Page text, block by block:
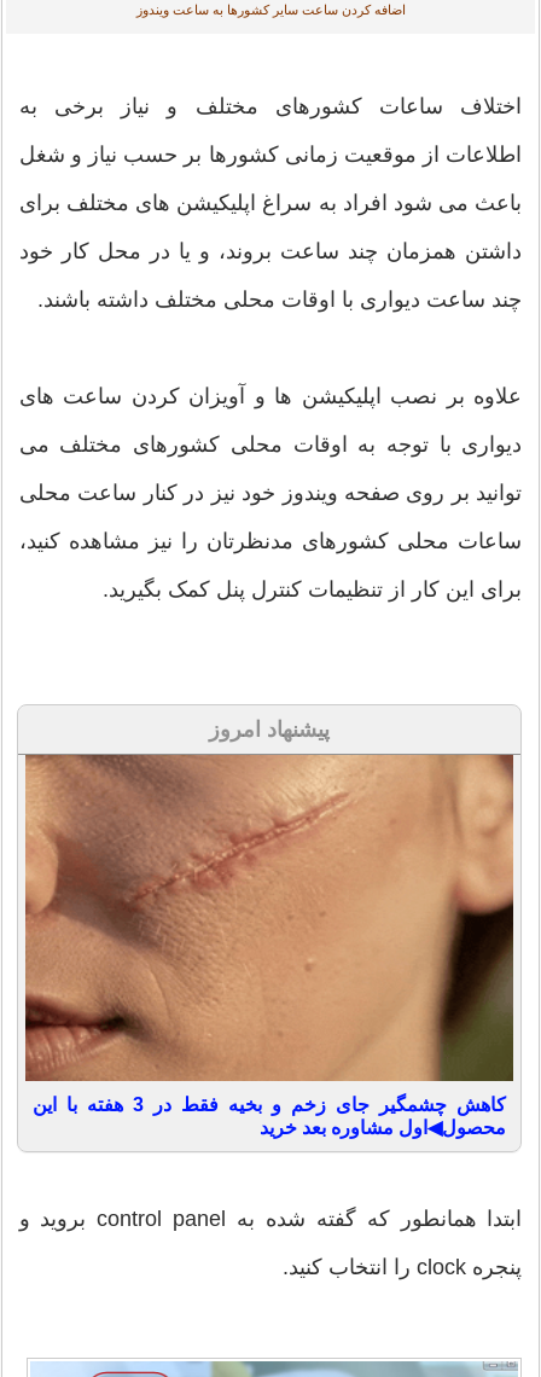
اضافه کردن ساعت سایر کشورها به ساعت ویندوز
اختلاف ساعات کشورهای مختلف و نیاز برخی به
اطلاعات از موقعیت زمانی کشورها بر حسب نیاز و شغل
باعث می شود افراد به سراغ اپلیکیشن های مختلف برای
داشتن همزمان چند ساعت بروند، و یا در محل کار خود
چند ساعت دیواری با اوقات محلی مختلف داشته باشند.
علاوه بر نصب اپلیکیشن ها و آویزان کردن ساعت های
دیواری با توجه به اوقات محلی کشورهای مختلف می
توانید بر روی صفحه ویندوز خود نیز در کنار ساعت محلی
ساعات محلی کشورهای مدنظرتان را نیز مشاهده کنید،
برای این کار از تنظیمات کنترل پنل کمک بگیرید.
پیشنهاد امروز
کاهش چشمگیر جای زخم و بخیه فقط در 3 هفته با این
محصول◀اول مشاوره بعد خرید
ابتدا همانطور که گفته شده به control panel بروید و
پنجره clock را انتخاب کنید.